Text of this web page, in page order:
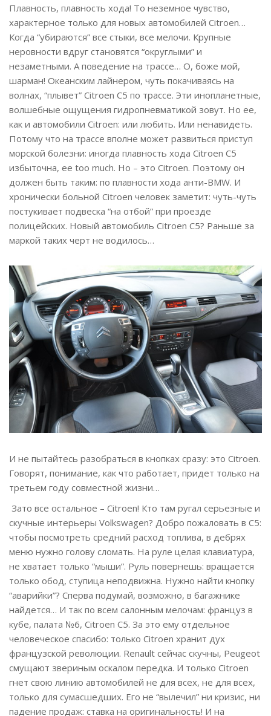
Плавность, плавность хода! То неземное чувство,
характерное только для новых автомобилей Citroen…
Когда “убираются” все стыки, все мелочи. Крупные
неровности вдруг становятся “округлыми” и
незаметными. А поведение на трассе… О, боже мой,
шарман! Океанским лайнером, чуть покачиваясь на
волнах, “плывет” Citroen C5 по трассе. Эти инопланетные,
волшебные ощущения гидропневматикой зовут. Но ее,
как и автомобили Citroen: или любить. Или ненавидеть.
Потому что на трассе вполне может развиться приступ
морской болезни: иногда плавность хода Citroen C5
избыточна, ее too much. Но – это Citroen. Поэтому он
должен быть таким: по плавности хода анти-BMW. И
хронически больной Citroen человек заметит: чуть-чуть
постукивает подвеска “на отбой” при проезде
полицейских. Новый автомобиль Citroen C5? Раньше за
маркой таких черт не водилось…
И не пытайтесь разобраться в кнопках сразу: это Citroen.
Говорят, понимание, как что работает, придет только на
третьем году совместной жизни…
Зато все остальное – Citroen! Кто там ругал серьезные и
скучные интерьеры Volkswagen? Добро пожаловать в С5:
чтобы посмотреть средний расход топлива, в дебрях
меню нужно голову сломать. На руле целая клавиатура,
не хватает только “мыши”. Руль повернешь: вращается
только обод, ступица неподвижна. Нужно найти кнопку
“аварийки”? Сперва подумай, возможно, в багажнике
найдется… И так по всем салонным мелочам: француз в
кубе, палата №6, Citroen C5. За это ему отдельное
человеческое спасибо: только Citroen хранит дух
французской революции. Renault сейчас скучны, Peugeot
смущают звериным оскалом передка. И только Citroen
гнет свою линию автомобилей не для всех, не для всех,
только для сумасшедших. Его не “вылечил” ни кризис, ни
падение продаж: ставка на оригинальность! И на